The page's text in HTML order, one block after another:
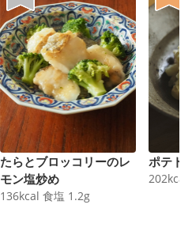
たらとブロッコリーのレ
モン塩炒め
136kcal 食塩 1.2g
ポテト
202kcal